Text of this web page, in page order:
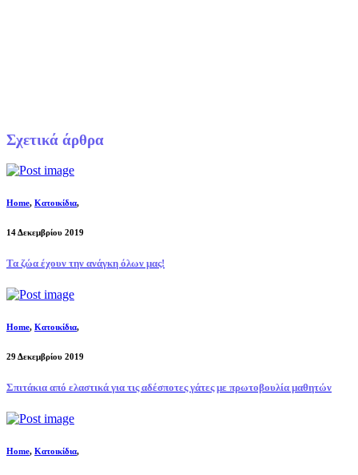
Σχετικά άρθρα
Home, Κατοικίδια,
14 Δεκεμβρίου 2019
Τα ζώα έχουν την ανάγκη όλων μας!
Home, Κατοικίδια,
29 Δεκεμβρίου 2019
Σπιτάκια από ελαστικά για τις αδέσποτες γάτες με πρωτοβουλία μαθητών
Home, Κατοικίδια,